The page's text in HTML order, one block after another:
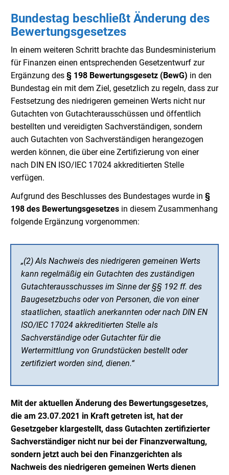
Bundestag beschließt Änderung des
Bewertungsgesetzes
In einem weiteren Schritt brachte das Bundesministerium
für Finanzen einen entsprechenden Gesetzentwurf zur
Ergänzung des § 198 Bewertungsgesetz (BewG) in den
Bundestag ein mit dem Ziel, gesetzlich zu regeln, dass zur
Festsetzung des niedrigeren gemeinen Werts nicht nur
Gutachten von Gutachterausschüssen und öffentlich
bestellten und vereidigten Sachverständigen, sondern
auch Gutachten von Sachverständigen herangezogen
werden können, die über eine Zertifizierung von einer
nach DIN EN ISO/IEC 17024 akkreditierten Stelle
verfügen.
Aufgrund des Beschlusses des Bundestages wurde in §
198 des Bewertungsgesetzes in diesem Zusammenhang
folgende Ergänzung vorgenommen:
„(2) Als Nachweis des niedrigeren gemeinen Werts
kann regelmäßig ein Gutachten des zuständigen
Gutachterausschusses im Sinne der §§ 192 ff. des
Baugesetzbuchs oder von Personen, die von einer
staatlichen, staatlich anerkannten oder nach DIN EN
ISO/IEC 17024 akkreditierten Stelle als
Sachverständige oder Gutachter für die
Wertermittlung von Grundstücken bestellt oder
zertifiziert worden sind, dienen.“
Mit der aktuellen Änderung des Bewertungsgesetzes,
die am 23.07.2021 in Kraft getreten ist, hat der
Gesetzgeber klargestellt, dass Gutachten zertifizierter
Sachverständiger nicht nur bei der Finanzverwaltung,
sondern jetzt auch bei den Finanzgerichten als
Nachweis des niedrigeren gemeinen Werts dienen